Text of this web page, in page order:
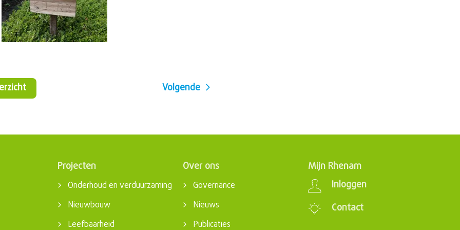
Volgende
Projecten
Onderhoud en verduurzaming
Nieuwbouw
Leefbaarheid
Over ons
Governance
Nieuws
Publicaties
Mijn Rhenam
Inloggen
Contact